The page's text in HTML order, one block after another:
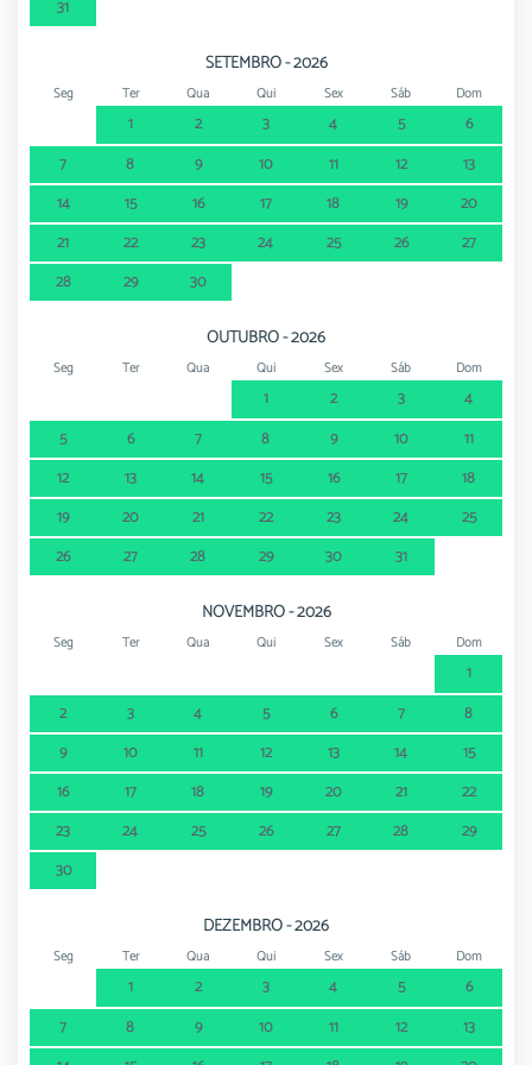
31
SETEMBRO - 2026
Seg Ter Qua Qui Sex Sáb Dom
1 2 3 4 5
6
7
8 9 10 11 12
13
14
15 16 17 18 19
20
21
22 23 24 25 26
27
28
29 30
OUTUBRO - 2026
Seg Ter Qua Qui Sex Sáb Dom
1 2 3
4
5
6 7 8 9 10
11
12
13 14 15 16 17
18
19
20 21 22 23 24
25
26
27 28 29 30 31
NOVEMBRO - 2026
Seg Ter Qua Qui Sex Sáb Dom
1
2
3 4 5 6 7
8
9
10 11 12 13 14
15
16
17 18 19 20 21
22
23
24 25 26 27 28
29
30
DEZEMBRO - 2026
Seg Ter Qua Qui Sex Sáb Dom
1 2 3 4 5
6
7
8 9 10 11 12
13